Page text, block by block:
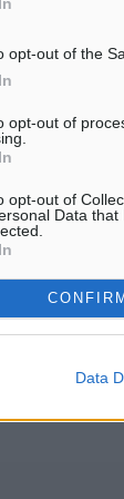
opt-out of the
opt-out of
opt-out of
Data
CONFIRM
Data
ΤΟΠΙΚΈΣ ΕΙΔΉΣΕΙΣ
για
βιοασφάλειας
07.08.26 · 18:19
Η
όποια